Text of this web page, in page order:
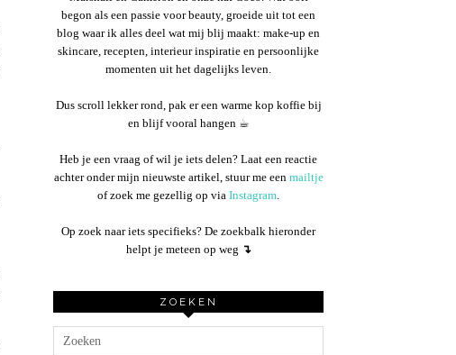
begon als een passie voor beauty, groeide uit tot een
blog waar ik alles deel wat mij blij maakt: make-up en
skincare, recepten, interieur inspiratie en persoonlijke
momenten uit het dagelijks leven.
Dus scroll lekker rond, pak er een warme kop koffie bij
en blijf vooral hangen ☕︎
Heb je een vraag of wil je iets delen? Laat een reactie
achter onder mijn nieuwste artikel, stuur me een mailtje
of zoek me gezellig op via Instagram.
Op zoek naar iets specifieks? De zoekbalk hieronder
helpt je meteen op weg ↴
ZOEKEN